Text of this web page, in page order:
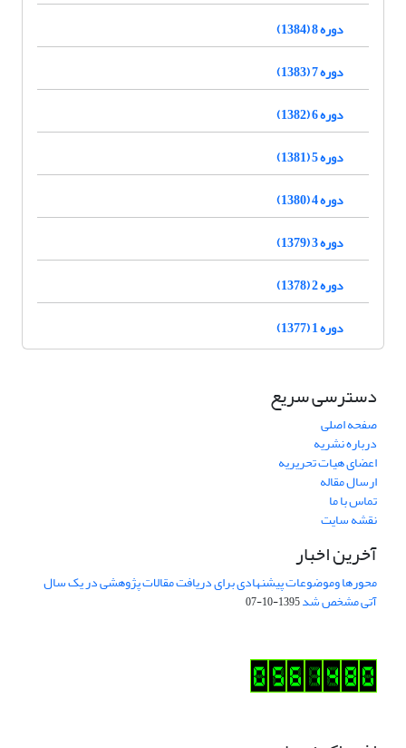
دوره 8 (1384)
دوره 7 (1383)
دوره 6 (1382)
دوره 5 (1381)
دوره 4 (1380)
دوره 3 (1379)
دوره 2 (1378)
دوره 1 (1377)
دسترسی سریع
صفحه اصلی
درباره نشریه
اعضای هیات تحریریه
ارسال مقاله
تماس با ما
نقشه سایت
آخرین اخبار
محورها وموضوعات پیشنهادی برای دریافت مقالات پژوهشی در یک سال
آتی مشخص شد1395-10-07